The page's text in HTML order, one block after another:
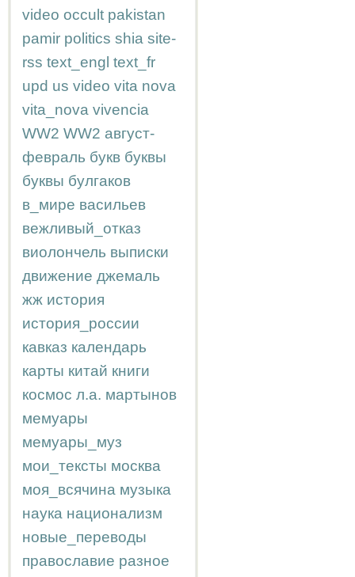
video occult pakistan
pamir politics shia site-
rss text_engl text_fr
upd us video vita nova
vita_nova vivencia
WW2 WW2 август-
февраль букв буквы
буквы булгаков
в_мире васильев
вежливый_отказ
виолончель выписки
движение джемаль
жж история
история_россии
кавказ календарь
карты китай книги
космос л.а. мартынов
мемуары
мемуары_муз
мои_тексты москва
моя_всячина музыка
наука национализм
новые_переводы
православие разное